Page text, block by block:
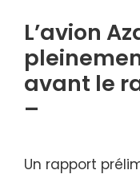
L’avion
avant le
–
Un rapport